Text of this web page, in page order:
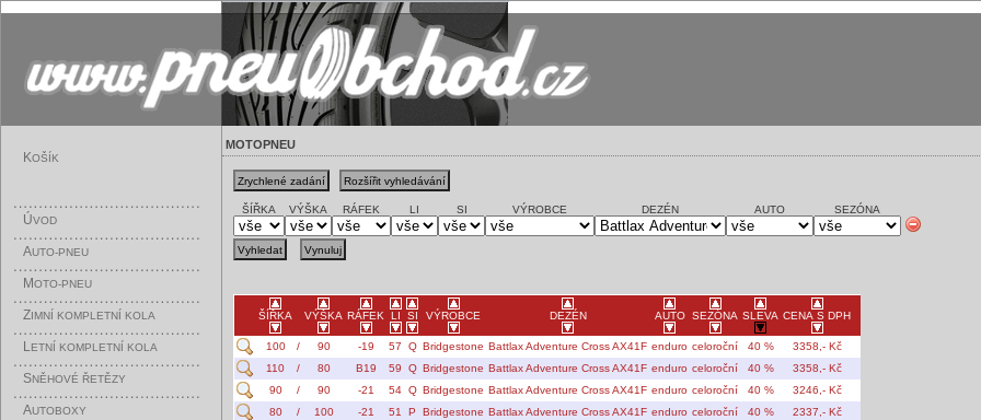
KOŠÍK
ÚVOD
AUTO-PNEU
MOTO-PNEU
ZIMNÍ KOMPLETNÍ KOLA
LETNÍ KOMPLETNÍ KOLA
SNĚHOVÉ ŘETĚZY
AUTOBOXY
MOTOPNEU
ŠÍŘKA VÝŠKA RÁFEK LI SI VÝROBCE DEZÉN AUTO SEZÓNA
ŠÍŘKA VÝŠKA RÁFEK LI SI VÝROBCE DEZÉN AUTO SEZÓNA SLEVA CENA S DPH
100 / 90 -19 57 Q Bridgestone Battlax Adventure Cross AX41F enduro celoroční 40 %
3358,- Kč
110
/ 80 B19 59 Q Bridgestone Battlax Adventure Cross AX41F enduro celoroční 40 %
3358,- Kč
90
/ 90 -21 54 Q Bridgestone Battlax Adventure Cross AX41F enduro celoroční 40 %
3246,- Kč
80
/ 100 -21 51 P Bridgestone Battlax Adventure Cross AX41F enduro celoroční 40 %
2337,- Kč